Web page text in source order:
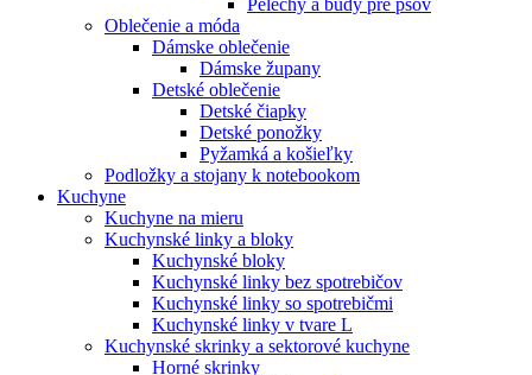
Oblečenie a móda
Dámske oblečenie
Dámske župany
Detské oblečenie
Detské čiapky
Detské ponožky
Pyžamká a košieľky
Podložky a stojany k notebookom
Kuchyne
Kuchyne na mieru
Kuchynské linky a bloky
Kuchynské bloky
Kuchynské linky bez spotrebičov
Kuchynské linky so spotrebičmi
Kuchynské linky v tvare L
Kuchynské skrinky a sektorové kuchyne
Horné skrinky